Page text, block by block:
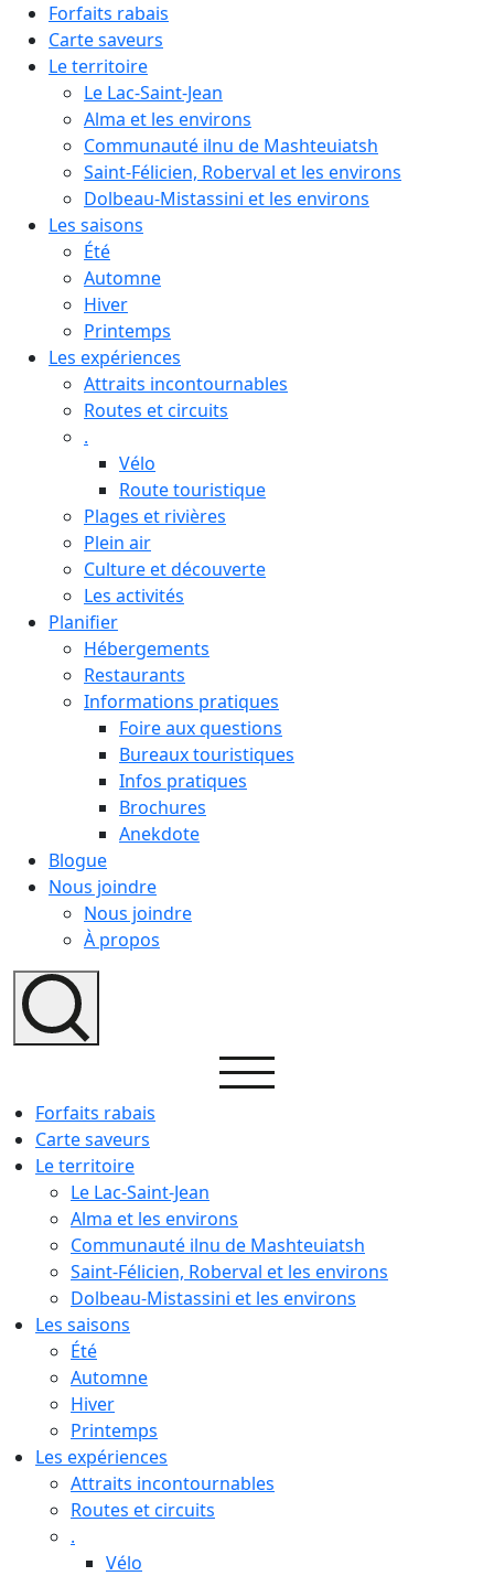
Forfaits rabais
Carte saveurs
Le territoire
Le Lac-Saint-Jean
Alma et les environs
Communauté ilnu de Mashteuiatsh
Saint-Félicien, Roberval et les environs
Dolbeau-Mistassini et les environs
Les saisons
Été
Automne
Hiver
Printemps
Les expériences
Attraits incontournables
Routes et circuits
.
Vélo
Route touristique
Plages et rivières
Plein air
Culture et découverte
Les activités
Planifier
Hébergements
Restaurants
Informations pratiques
Foire aux questions
Bureaux touristiques
Infos pratiques
Brochures
Anekdote
Blogue
Nous joindre
Nous joindre
À propos
Forfaits rabais
Carte saveurs
Le territoire
Le Lac-Saint-Jean
Alma et les environs
Communauté ilnu de Mashteuiatsh
Saint-Félicien, Roberval et les environs
Dolbeau-Mistassini et les environs
Les saisons
Été
Automne
Hiver
Printemps
Les expériences
Attraits incontournables
Routes et circuits
.
Vélo